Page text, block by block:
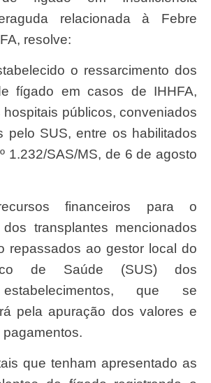
relacionada à Febre
resolve:
fígado em casos de IHHFA,
públicos, conveniados
pelo SUS, entre os habilitados
1.232/SAS/MS, de 6 de agosto
financeiros para o
dos transplantes mencionados
repassados ao gestor local do
de Saúde (SUS) dos
que se
pela apuração dos valores e
que tenham apresentado as